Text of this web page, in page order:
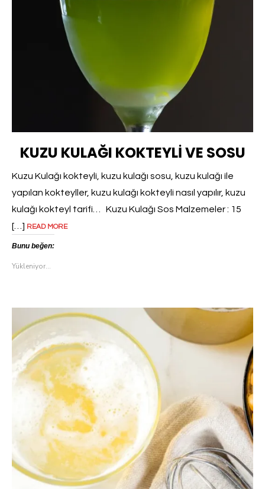
KUZU KULAĞI KOKTEYLI VE SOSU
Kuzu Kulağı kokteyli, kuzu kulağı sosu, kuzu kulağı ile
yapılan kokteyller, kuzu kulağı kokteyli nasıl yapılır, kuzu
kulağı kokteyl tarifi… Kuzu Kulağı Sos Malzemeler : 15
[…] READ MORE
Bunu beğen:
Yükleniyor...